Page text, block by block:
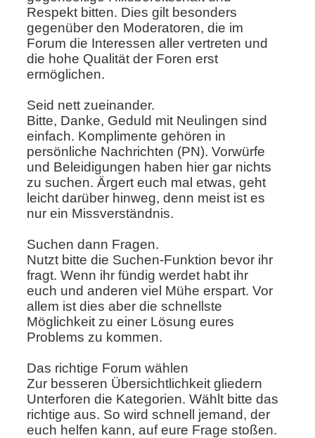
Respekt bitten. Dies gilt besonders
gegenüber den Moderatoren, die im
Forum die Interessen aller vertreten und
die hohe Qualität der Foren erst
ermöglichen.
Seid nett zueinander.
Bitte, Danke, Geduld mit Neulingen sind
einfach. Komplimente gehören in
persönliche Nachrichten (PN). Vorwürfe
und Beleidigungen haben hier gar nichts
zu suchen. Ärgert euch mal etwas, geht
leicht darüber hinweg, denn meist ist es
nur ein Missverständnis.
Suchen dann Fragen.
Nutzt bitte die Suchen-Funktion bevor ihr
fragt. Wenn ihr fündig werdet habt ihr
euch und anderen viel Mühe erspart. Vor
allem ist dies aber die schnellste
Möglichkeit zu einer Lösung eures
Problems zu kommen.
Das richtige Forum wählen
Zur besseren Übersichtlichkeit gliedern
Unterforen die Kategorien. Wählt bitte das
richtige aus. So wird schnell jemand, der
euch helfen kann, auf eure Frage stoßen.